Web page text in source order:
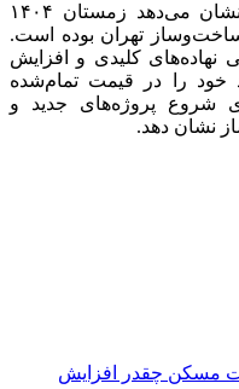
جمع‌بندی داده‌های جدید مرکز آمار نشان می‌دهد زمستان ۱۴۰۴
ساخت‌وساز تهران بوده است.
کلیدی و افزایش
خود را در قیمت تمام‌شده
شروع پروژه‌های جدید و
نشان دهد.